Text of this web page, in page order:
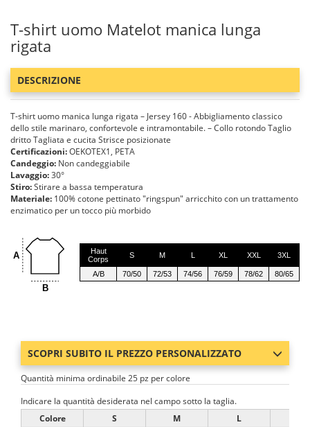
T-shirt uomo Matelot manica lunga
rigata
DESCRIZIONE
T-shirt uomo manica lunga rigata – Jersey 160 - Abbigliamento classico
dello stile marinaro, confortevole e intramontabile. – Collo rotondo Taglio
dritto Tagliata e cucita Strisce posizionate
Certificazioni:OEKOTEX1, PETA
Candeggio: Non candeggiabile
Lavaggio:30°
Stiro:Stirare a bassa temperatura
Materiale: 100% cotone pettinato "ringspun" arricchito con un trattamento
enzimatico per un tocco più morbido
A
B
Haut
Corps
S M L XL XXL 3XL
A/B 70/50 72/53 74/56 76/59 78/62 80/65
SCOPRI SUBITO IL PREZZO PERSONALIZZATO
Quantità minima ordinabile 25 pz per colore
Indicare la quantità desiderata nel campo sotto la taglia.
Colore
S M L